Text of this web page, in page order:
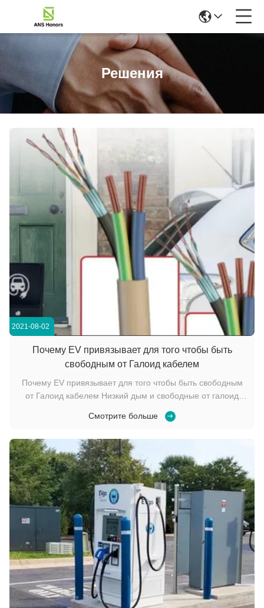
Решения
2021-08-02
Почему EV привязывает для того чтобы быть
свободным от Галоид кабелем
Почему EV привязывает для того чтобы быть свободным
от Галоид кабелем Низкий дым и свободные от галоид
выпускает галоид-содержание газов во время сгорания, и
происходит, много людей не горятся к см...
Смотрите больше